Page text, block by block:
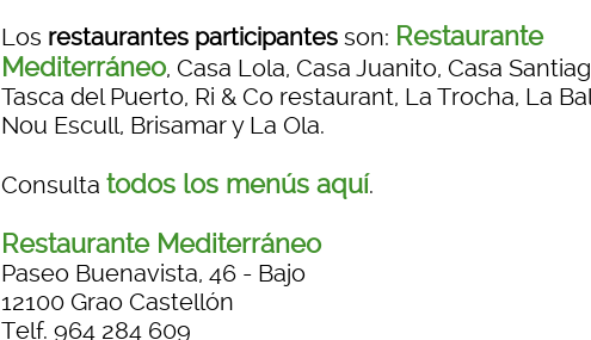
Los restaurantes participantes son: Restaurante
Mediterráneo, Casa Lola, Casa Juanito, Casa
Tasca del Puerto, Ri & Co restaurant, La Trocha, La
Nou Escull, Brisamar y La Ola.
Consulta todos los menús aquí.
Restaurante Mediterráneo
Paseo Buenavista, 46 - Bajo
12100 Grao Castellón
Telf. 964 284 609